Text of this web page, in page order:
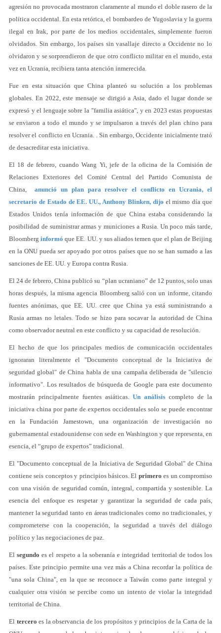
agresión no provocada mostraron claramente al mundo el doble rasero de la
política occidental. En esta retórica, el bombardeo de Yugoslavia y la guerra
ilegal en Irak, por parte de los medios occidentales, simplemente fueron
olvidados. Sin embargo, los países sin vasallaje directo a Occidente no lo
olvidaron y se sorprendieron de que otro conflicto militar en el mundo, esta
vez en Ucrania, recibiera tanta atención inmerecida.
Fue en esta situación que China planteó su solución a los problemas
globales. En 2022, este mensaje se dirigió a Asia, dado el lugar donde se
expresó y el lenguaje sobre la "familia asiática", y en 2023 estas propuestas
se enviaron a todo el mundo y se impulsaron a través del plan chino para
resolver el conflicto en Ucrania. . Sin embargo, Occidente inicialmente trató
de desacreditar esta iniciativa.
El 18 de febrero, cuando Wang Yi, jefe de la oficina de la Comisión de
Relaciones Exteriores del Comité Central del Partido Comunista de
China, anunció un plan para resolver el conflicto en Ucrania, el
secretario de Estado de EE. UU., Anthony Blinken, dijo el mismo día que
Estados Unidos tenía información de que China estaba considerando la
posibilidad de suministrar armas y municiones a Rusia. Un poco más tarde,
Bloomberginformó que EE. UU. y sus aliados temen que el plan de Beijing
en la ONU pueda ser apoyado por otros países que no se han sumado a las
sanciones de EE. UU. y Europa contra Rusia.
El 24 de febrero, China publicó su “plan ucraniano” de 12 puntos, solo unas
horas después, la misma agencia Bloomberg salió con un informe, citando
fuentes anónimas, que EE. UU. cree que China ya está suministrando a
Rusia armas no letales. Todo se hizo para socavar la autoridad de China
como observador neutral en este conflicto y su capacidad de resolución.
El hecho de que los principales medios de comunicación occidentales
ignoraran literalmente el "Documento conceptual de la Iniciativa de
seguridad global" de China habla de una campaña deliberada de "silencio
informativo". Los resultados de búsqueda de Google para este documento
mostrarán principalmente fuentes asiáticas. Un análisis completo de la
iniciativa china por parte de expertos occidentales solo se puede encontrar
en la Fundación Jamestown, una organización de investigación no
gubernamental estadounidense con sede en Washington y que representa, en
esencia, el “grupo de expertos” tradicional.
El "Documento conceptual de la Iniciativa de Seguridad Global" de China
contiene seis conceptos y principios básicos. El primero es un compromiso
con una visión de seguridad común, integral, compartida y sostenible. La
esencia del enfoque es respetar y garantizar la seguridad de cada país,
mantener la seguridad tanto en áreas tradicionales como no tradicionales, y
comprometerse con la cooperación, la seguridad a través del diálogo
político y las negociaciones de paz.
Elsegundo es el respeto a la soberanía e integridad territorial de todos los
países. Este principio permite una vez más a China recordar la política de
"una sola China", en la que se reconoce a Taiwán como parte integral y
cualquier otra visión se percibe como un intento de violar la integridad
territorial de China.
El tercero es la observancia de los propósitos y principios de la Carta de la